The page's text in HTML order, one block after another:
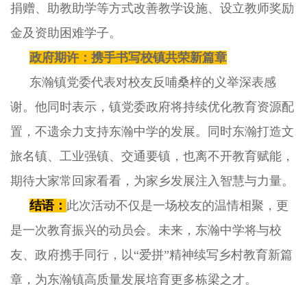
捐赠、助教助学等方式改善教学设施、设立教师奖励
金及资助困难学子。
政府期许：携手书写校镇共荣新篇章
东瀚镇党委代表对校友反哺桑梓的义举深表感
谢。他同时表示，镇党委政府将持续优化教育资源配
置，不遗余力支持东瀚中学的发展。同时东瀚打造文
旅名镇、工业强镇、交通要镇，也离不开教育赋能，
期待大家常回家看看，为家乡发展注入智慧与力量。
结语： 此次活动不仅是一场校友的温情相聚，更
是一次教育振兴的动员会。未来，东瀚中学将与校
友、政府携手同行，以“爱拼”精神续写乡村教育新篇
章，为东瀚镇高质量发展培育更多栋梁之才。